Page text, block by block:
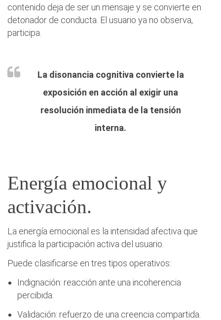
contenido deja de ser un mensaje y se convierte en
detonador de conducta. El usuario ya no observa,
participa.
La disonancia cognitiva convierte la
exposición en acción al exigir una
resolución inmediata de la tensión
interna.
Energía emocional y
activación.
La energía emocional es la intensidad afectiva que
justifica la participación activa del usuario.
Puede clasificarse en tres tipos operativos:
Indignación: reacción ante una incoherencia
percibida.
Validación: refuerzo de una creencia compartida.